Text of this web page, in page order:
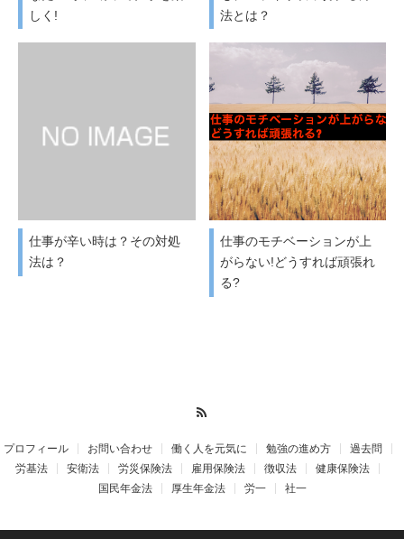
しく!
法とは？
仕事が辛い時は？その対処
法は？
仕事のモチベーションが上
がらない!どうすれば頑張れ
る?
プロフィール お問い合わせ 働く人を元気に 勉強の進め方
過去問
労基法
安衛法 労災保険法 雇用保険法 徴収法
健康保険法
国民年金法
厚生年金法 労一 社一